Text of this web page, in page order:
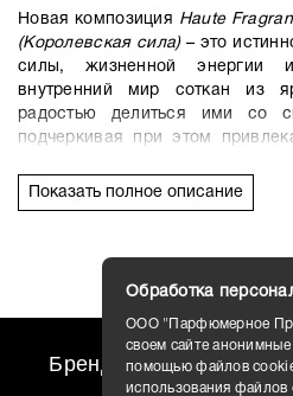
Новая композиция Haute
(Королевская сила)– это
силы, жизненной энергии
внутренний мир соткан из
радостью делиться ими со
подчеркивая при этом
в своем теле прилив бодрости
намеченным целям и
Показать полное описание
Бренды travel
Обработка
ООО "Парфюмерное
своем сайте
помощью файлов
использования файлов